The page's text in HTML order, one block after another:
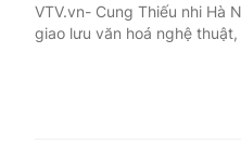
VTV.vn- Cung Thiếu nhi Hà
giao lưu văn hoá nghệ